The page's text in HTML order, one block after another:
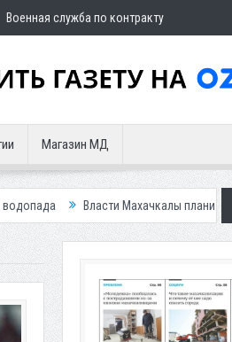
Военная служба по контракту
Магазин МД
Махачкалы планирует внедрить новую